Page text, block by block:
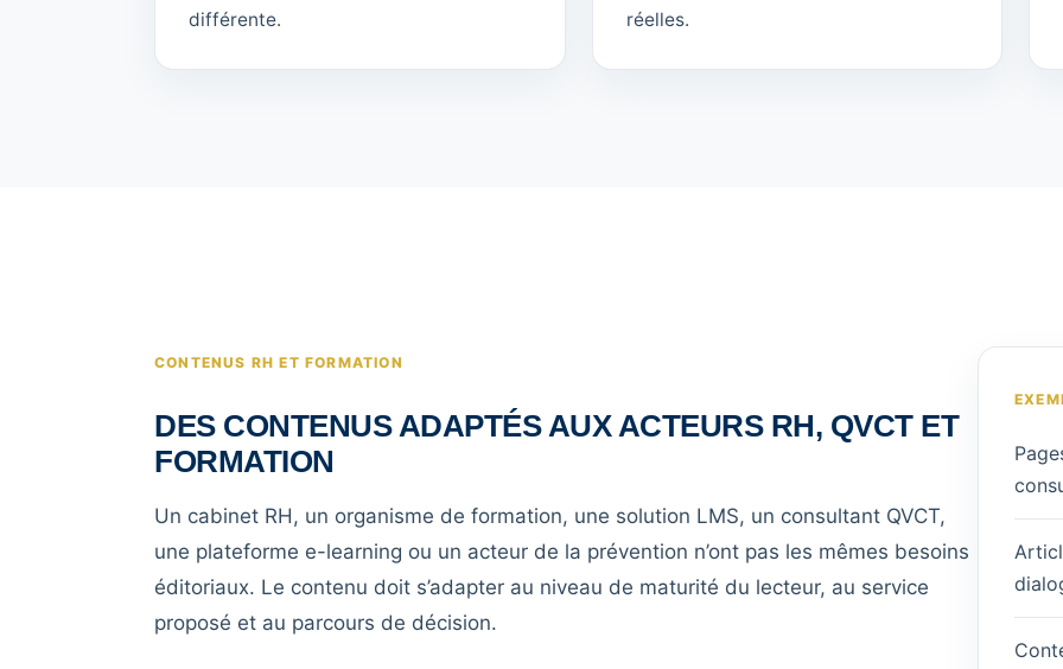
différente.
réelles.
CONTENUS RH ET FORMATION
DES CONTENUS ADAPTÉS AUX ACTEURS RH, QVCT ET
FORMATION
Un cabinet RH, un organisme de formation, une solution LMS, un consultant QVCT,
une plateforme e-learning ou un acteur de la prévention n’ont pas les mêmes besoins
éditoriaux. Le contenu doit s’adapter au niveau de maturité du lecteur, au service
proposé et au parcours de décision.